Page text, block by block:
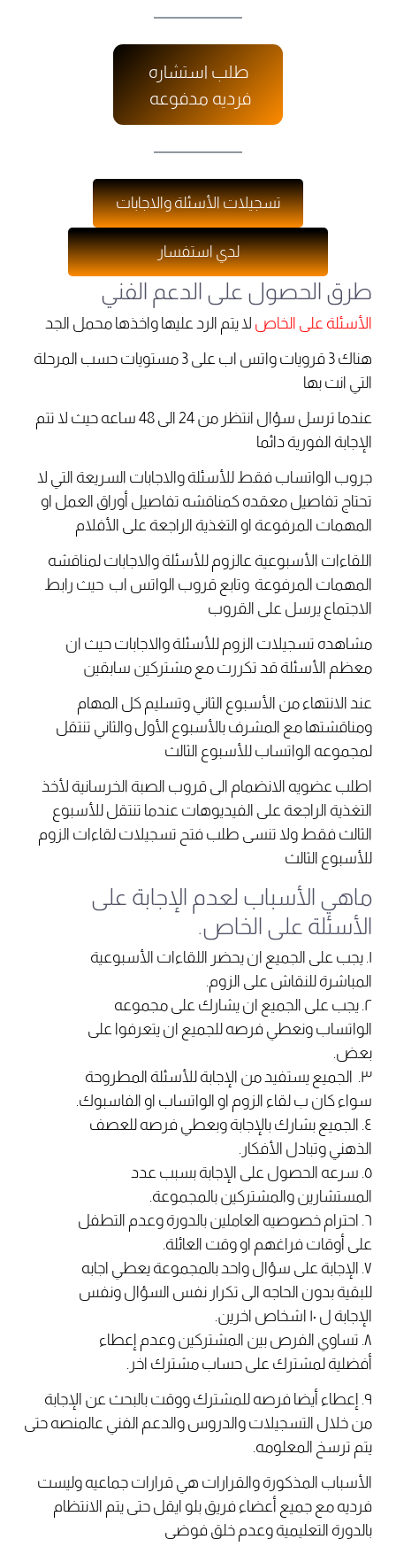
طلب استشاره
فرديه مدفوعه
تسجيلات الأسئلة والاجابات
لدي استفسار
طرق الحصول على الدعم الفني
الأسئلة على الخاص لا يتم الرد عليها واخذها محمل الجد
هناك 3 قرويات واتس اب على 3 مستويات حسب المرحلة
التي انت بها
عندما ترسل سؤال انتظر من 24 الى 48 ساعه حيث لا تتم
الإجابة الفورية دائما
جروب الواتساب فقط للأسئلة والاجابات السريعة التي لا
تحتاج تفاصيل معقده كمناقشه تفاصيل أوراق العمل او
المهمات المرفوعة او التغذية الراجعة على الأفلام
اللقاءات الأسبوعية عالزوم للأسئلة والاجابات لمناقشه
المهمات المرفوعة وتابع قروب الواتس اب حيث رابط
الاجتماع يرسل على القروب
مشاهده تسجيلات الزوم للأسئلة والاجابات حيث ان
معظم الأسئلة قد تكررت مع مشتركين سابقين
عند الانتهاء من الأسبوع الثاني وتسليم كل المهام
ومناقشتها مع المشرف بالأسبوع الأول والثاني تنتقل
لمجموعه الواتساب للأسبوع الثالث
اطلب عضويه الانضمام الى قروب الصبة الخرسانية لأخذ
التغذية الراجعة على الفيديوهات عندما تنتقل للأسبوع
الثالث فقط ولا تنسى طلب فتح تسجيلات لقاءات الزوم
للأسبوع الثالث
ماهي الأسباب لعدم الإجابة على
الأسئلة على الخاص.
١. يجب على الجميع ان يحضر اللقاءات الأسبوعية
المباشرة للنقاش على الزوم.
٢. يجب على الجميع ان يشارك على مجموعه
الواتساب ونعطي فرصه للجميع ان يتعرفوا على
بعض.
٣. الجميع يستفيد من الإجابة للأسئلة المطروحة
سواء كان ب لقاء الزوم او الواتساب او الفاسبوك.
٤. الجميع بشارك بالإجابة وبعطي فرصه للعصف
الذهني وتبادل الأفكار.
٥. سرعه الحصول على الإجابة بسبب عدد
المستشارين والمشتركين بالمجموعة.
٦. احترام خصوصيه العاملين بالدورة وعدم التطفل
على أوقات فراغهم او وقت العائلة.
٧. الإجابة على سؤال واحد بالمجموعة يعطي اجابه
للبقية بدون الحاجه الى تكرار نفس السؤال ونفس
الإجابة ل ١٠ اشخاص اخرين.
٨. تساوي الفرص بين المشتركين وعدم إعطاء
أفضلية لمشترك على حساب مشترك اخر.
٩. إعطاء أيضا فرصه للمشترك ووقت بالبحث عن الإجابة
من خلال التسجيلات والدروس والدعم الفني عالمنصه حتى
يتم ترسخ المعلومه.
الأسباب المذكورة والقرارات هي قرارات جماعيه وليست
فرديه مع جميع أعضاء فريق بلو ايقل حتى يتم الانتظام
بالدورة التعليمية وعدم خلق فوضى